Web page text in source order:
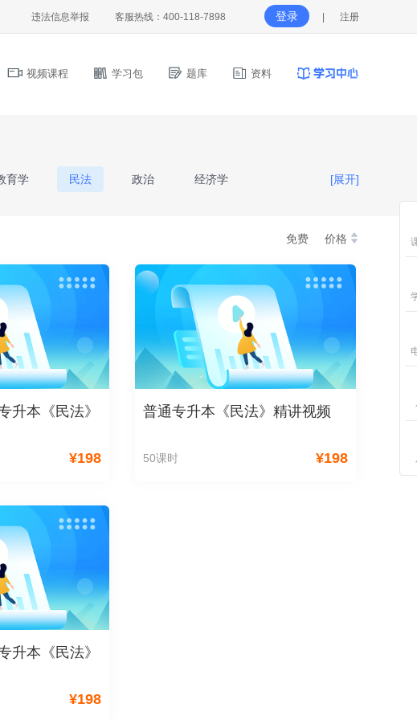
违法信息举报 客服热线：400-118-7898 登录 注册
视频课程 学习包 题库 资料
育学 民法 政治 经济学
教育理论 经济学与管理学基础
[展开]
免费 价格
升本《民法》
¥198
普通专升本《民法》精讲视频
50课时 ¥198
升本《民法》
¥198